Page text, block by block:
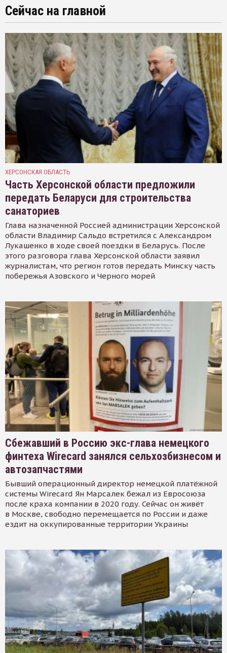
Сейчас на главной
ХЕРСОНСКАЯ ОБЛАСТЬ
Часть Херсонской области предложили
передать Беларуси для строительства
санаториев
Глава назначенной Россией администрации Херсонской
области Владимир Сальдо встретился с Александром
Лукашенко в ходе своей поездки в Беларусь. После
этого разговора глава Херсонской области заявил
журналистам, что регион готов передать Минску часть
побережья Азовского и Черного морей
Сбежавший в Россию экс-глава немецкого
финтеха Wirecard занялся сельхозбизнесом и
автозапчастями
Бывший операционный директор немецкой платёжной
системы Wirecard Ян Марсалек бежал из Евросоюза
после краха компании в 2020 году. Сейчас он живёт
в Москве, свободно перемещается по России и даже
ездит на оккупированные территории Украины